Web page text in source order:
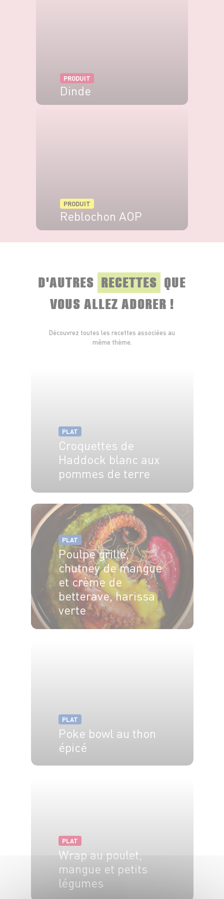
PRODUIT
Dinde
PRODUIT
Reblochon AOP
D'AUTRES RECETTES QUE
VOUS ALLEZ ADORER !
Découvrez toutes les recettes associées au
même thème.
PLAT
Croquettes de
Haddock blanc aux
pommes de terre
PLAT
Poulpe grillé,
chutney de mangue
et crème de
betterave, harissa
verte
PLAT
Poke bowl au thon
épicé
PLAT
Wrap au poulet,
mangue et petits
légumes